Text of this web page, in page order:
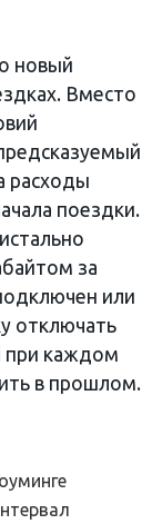
новый
Вместо
расходы
поездки.
за
или
отключать
при каждом
в прошлом.